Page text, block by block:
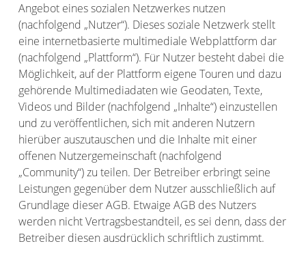
Angebot eines sozialen Netzwerkes nutzen
(nachfolgend „Nutzer“). Dieses soziale Netzwerk stellt
eine internetbasierte multimediale Webplattform dar
(nachfolgend „Plattform“). Für Nutzer besteht dabei die
Möglichkeit, auf der Plattform eigene Touren und dazu
gehörende Multimediadaten wie Geodaten, Texte,
Videos und Bilder (nachfolgend „Inhalte“) einzustellen
und zu veröffentlichen, sich mit anderen Nutzern
hierüber auszutauschen und die Inhalte mit einer
offenen Nutzergemeinschaft (nachfolgend
„Community“) zu teilen. Der Betreiber erbringt seine
Leistungen gegenüber dem Nutzer ausschließlich auf
Grundlage dieser AGB. Etwaige AGB des Nutzers
werden nicht Vertragsbestandteil, es sei denn, dass der
Betreiber diesen ausdrücklich schriftlich zustimmt.